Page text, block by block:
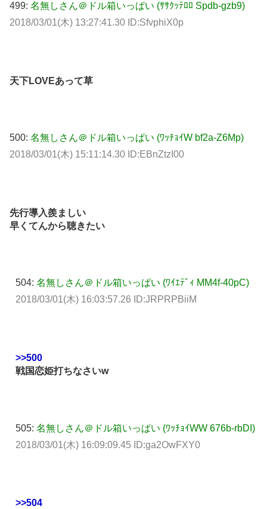
499: 名無しさん＠ドル箱いっぱい (ｻｻｸｯﾃﾛﾛ Spdb-gzb9)
2018/03/01(木) 13:27:41.30 ID:SfvphiX0p
天下LOVEあって草
500: 名無しさん＠ドル箱いっぱい (ﾜｯﾁｮｲW bf2a-Z6Mp)
2018/03/01(木) 15:11:14.30 ID:EBnZtzI00
先行導入羨ましい
早くてんから聴きたい
504: 名無しさん＠ドル箱いっぱい (ﾜｲｴﾃﾞｨ MM4f-40pC)
2018/03/01(木) 16:03:57.26 ID:JRPRPBiiM
>>500
戦国恋姫打ちなさいw
505: 名無しさん＠ドル箱いっぱい (ﾜｯﾁｮｲWW 676b-rbDI)
2018/03/01(木) 16:09:09.45 ID:ga2OwFXY0
>>504